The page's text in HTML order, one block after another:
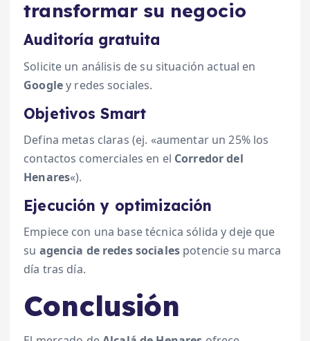
transformar su negocio
Auditoría gratuita
Solicite un análisis de su situación actual en
Googley redes sociales.
Objetivos Smart
Defina metas claras (ej. «aumentar un 25% los
contactos comerciales en el Corredor del
Henares«).
Ejecución y optimización
Empiece con una base técnica sólida y deje que
su agencia de redes sociales potencie su marca
día tras día.
Conclusión